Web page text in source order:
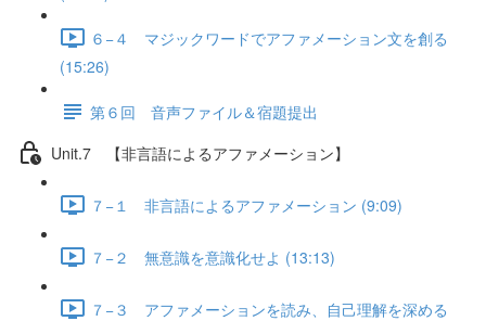
６−４ マジックワードでアファメーション文を創る
(15:26)
第６回 音声ファイル＆宿題提出
Unit.7 【非言語によるアファメーション】
７−１ 非言語によるアファメーション (9:09)
７−２ 無意識を意識化せよ (13:13)
７−３ アファメーションを読み、自己理解を深める